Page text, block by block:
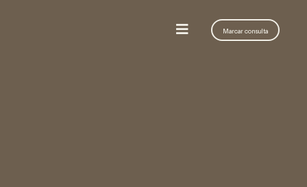
Marcar consulta